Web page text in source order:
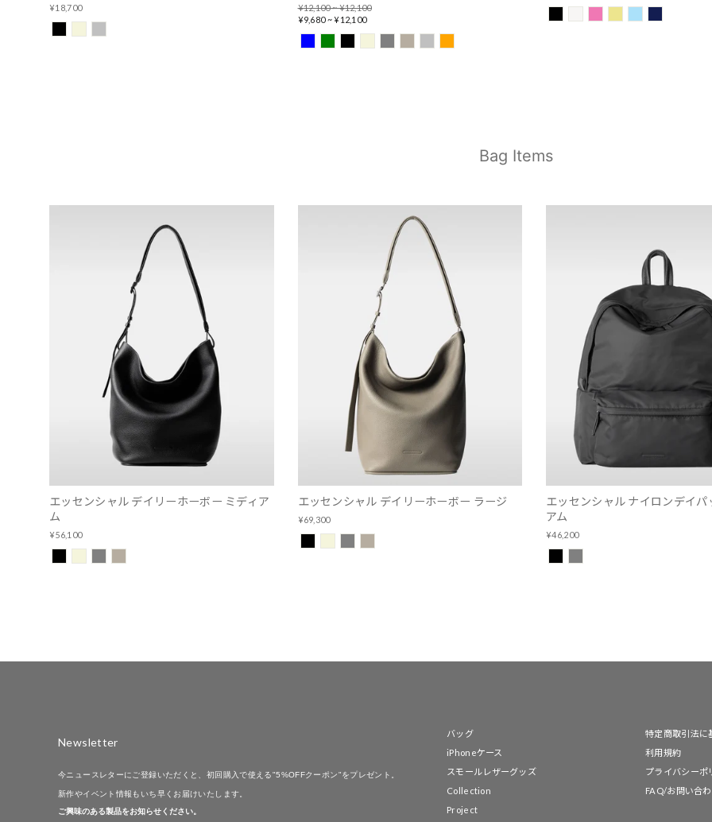
¥18,700
Regular
price
¥12,100 ~ ¥12,100
Sale
¥9,680 ~ ¥12,100
Bag Items
エッセンシャル デイリーホーボー ミディア
ム
¥56,100
エッセンシャル デイリーホーボー ラージ
¥69,300
エッセンシャル ナイロンデイパ
アム
¥46,200
Newsletter
今ニュースレターにご登録いただくと、初回購入で使える"5%OFFクーポン"をプレゼント。
新作やイベント情報もいち早くお届けいたします。
ご興味のある製品をお知らせください。
バッグ
iPhoneケース
スモールレザーグッズ
Collection
Project
特定商取引法に
利用規約
プライバシーポ
FAQ/お問い合